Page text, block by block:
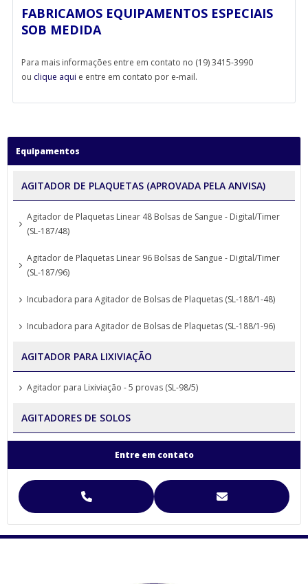
FABRICAMOS EQUIPAMENTOS ESPECIAIS
SOB MEDIDA
Para mais informações entre em contato no (19) 3415-3990
ou clique aqui e entre em contato por e-mail.
Equipamentos
AGITADOR DE PLAQUETAS (APROVADA PELA ANVISA)
Agitador de Plaquetas Linear 48 Bolsas de Sangue - Digital/Timer
(SL-187/48)
Agitador de Plaquetas Linear 96 Bolsas de Sangue - Digital/Timer
(SL-187/96)
Incubadora para Agitador de Bolsas de Plaquetas (SL-188/1-48)
Incubadora para Agitador de Bolsas de Plaquetas (SL-188/1-96)
AGITADOR PARA LIXIVIAÇÃO
Agitador para Lixiviação - 5 provas (SL-98/5)
AGITADORES DE SOLOS
Agitador para Análise de Solos Proveta (SL-99)
Agitador para Separação de Agregados de Solo Yoder
Entre em contato